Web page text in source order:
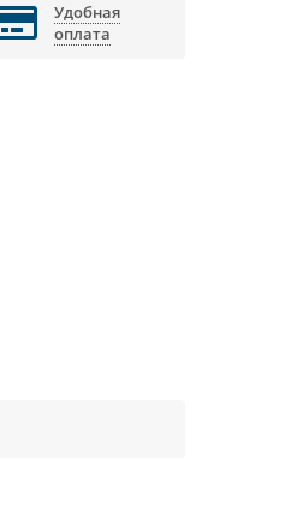
Удобная
оплата